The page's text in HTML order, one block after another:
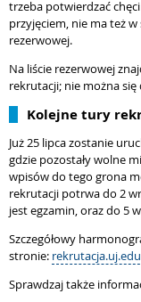
trzeba potwierdzać
przyjęciem, nie ma też
rezerwowej.
Na liście rezerwowej
rekrutacji; nie można
Kolejne tury
Już 25 lipca zostanie
gdzie pozostały wolne
wpisów do tego grona
rekrutacji potrwa do 2
jest egzamin, oraz do 5
Szczegółowy
stronie:
Sprawdzaj także